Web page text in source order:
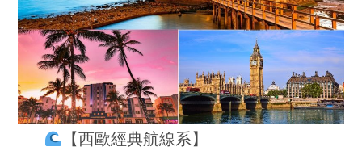
【西歐經典航線系】